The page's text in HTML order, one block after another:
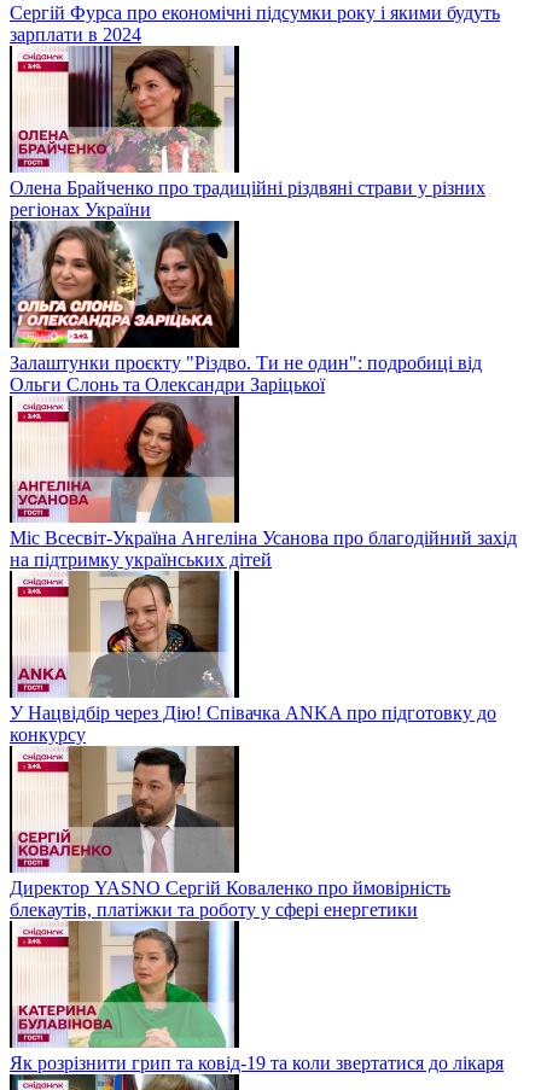
Сергій Фурса про економічні підсумки року і якими будуть
зарплати в 2024
Олена Брайченко про традиційні різдвяні страви у різних
регіонах України
Залаштунки проєкту "Різдво. Ти не один": подробиці від
Ольги Слонь та Олександри Заріцької
Міс Всесвіт-Україна Ангеліна Усанова про благодійний захід
на підтримку українських дітей
У Нацвідбір через Дію! Співачка ANKA про підготовку до
конкурсу
Директор YASNO Сергій Коваленко про ймовірність
блекаутів, платіжки та роботу у сфері енергетики
Як розрізнити грип та ковід-19 та коли звертатися до лікаря